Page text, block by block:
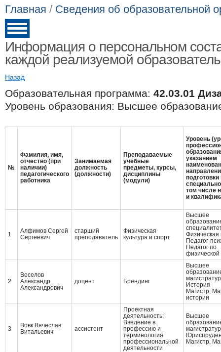
Главная / Сведения об образовательной
Информация о персональном
каждой реализуемой
Назад
Образовательная программа: 42.03.01
Уровень образования: Высшее
№
Фамилия, имя,
отчество (при
наличии)
педагогического
работника
Занимаемая
должность
(должности)
Преподаваемые
учебные
предметы, курсы,
дисциплины
(модули)
Уровень
указанием
подготовки
том числе
и
1
Алфимов Сергей
Сергеевич
старший
преподаватель
Физическая
культура и спорт
Высшее
Физическая
Педагог-
Педагог по
физической
2
Веселов
Александр
Александрович
доцент Брендинг
Высшее
История
Магистр,
истории
3
Вовк Вячеслав
Витальевич
ассистент
Проектная
деятельность;
Введение в
профессию и
терминология
профессиональной
деятельности
Высшее
Магистр,